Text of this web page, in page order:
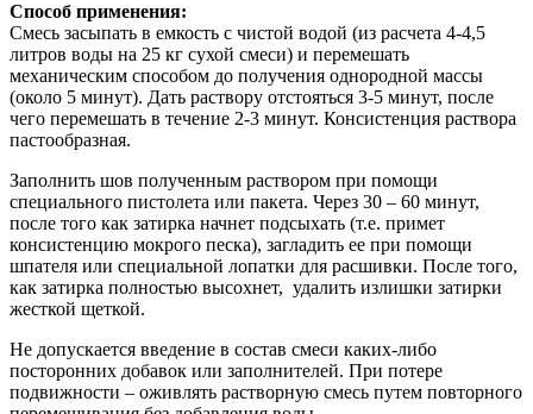
Способ применения:
Смесь засыпать в емкость с чистой водой (из расчета 4-4,5
литров воды на 25 кг сухой смеси) и перемешать
механическим способом до получения однородной массы
(около 5 минут). Дать раствору отстояться 3-5 минут, после
чего перемешать в течение 2-3 минут. Консистенция раствора
пастообразная.
Заполнить шов полученным раствором при помощи
специального пистолета или пакета. Через 30 – 60 минут,
после того как затирка начнет подсыхать (т.е. примет
консистенцию мокрого песка), загладить ее при помощи
шпателя или специальной лопатки для расшивки. После того,
как затирка полностью высохнет, удалить излишки затирки
жесткой щеткой.
Не допускается введение в состав смеси каких-либо
посторонних добавок или заполнителей. При потере
подвижности – оживлять растворную смесь путем повторного